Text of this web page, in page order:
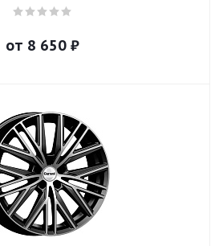
от 8 650 ₽